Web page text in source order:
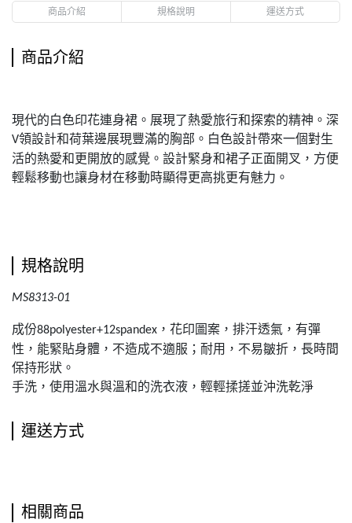
商品介紹 規格說明 運送方式
商品介紹
現代的白色印花連身裙。展現了熱愛旅行和探索的精神。深
V領設計和荷葉邊展現豐滿的胸部。白色設計帶來一個對生
活的熱愛和更開放的感覺。設計緊身和裙子正面開叉，方便
輕鬆移動也讓身材在移動時顯得更高挑更有魅力。
規格說明
MS8313-01
成份88polyester+12spandex ，花印圖案，排汗透氣，有彈
性，能緊貼身體，不造成不適服；耐用，不易皺折，長時間
保持形狀。
手洗，使用溫水與溫和的洗衣液，輕輕揉搓並沖洗乾淨
運送方式
相關商品